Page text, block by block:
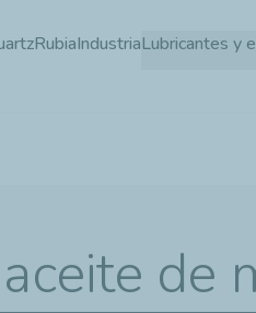
PasarRubiaIndustriaLubricantes y
de